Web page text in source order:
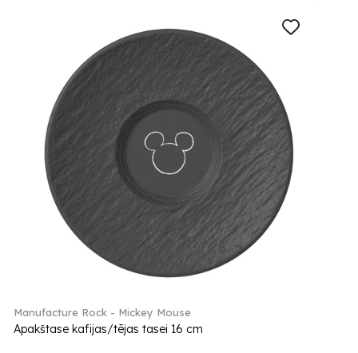
Manufacture Rock - Mickey Mouse
Apakštase kafijas/tējas tasei 16 cm